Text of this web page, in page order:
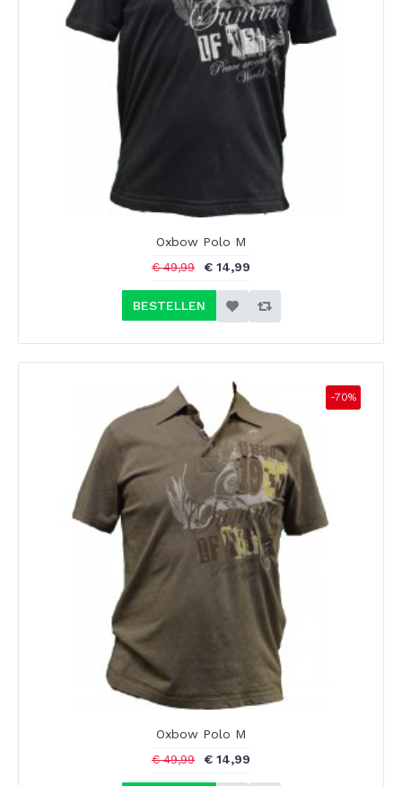
Oxbow Polo M
€ 49,99 € 14,99
BESTELLEN
-70%
Oxbow Polo M
€ 49,99 € 14,99